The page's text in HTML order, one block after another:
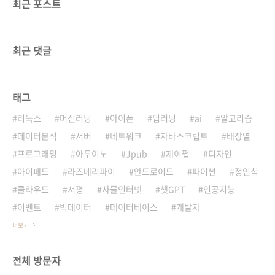
최근 포스트
최근 댓글
태그
리눅스 머신러닝 아이폰 딥러닝 ai
알고리즘
데이터분석
서버 네트워크 자바스크립트
배장열
프로그래밍
아두이노 Jpub 제이펍
디자인
아이패드
라즈베리파이 안드로이드 파이썬
정인식
클라우드
서평 사물인터넷 챗GPT
인공지능
이벤트
빅데이터 데이터베이스 개발자
더보기
전체 방문자